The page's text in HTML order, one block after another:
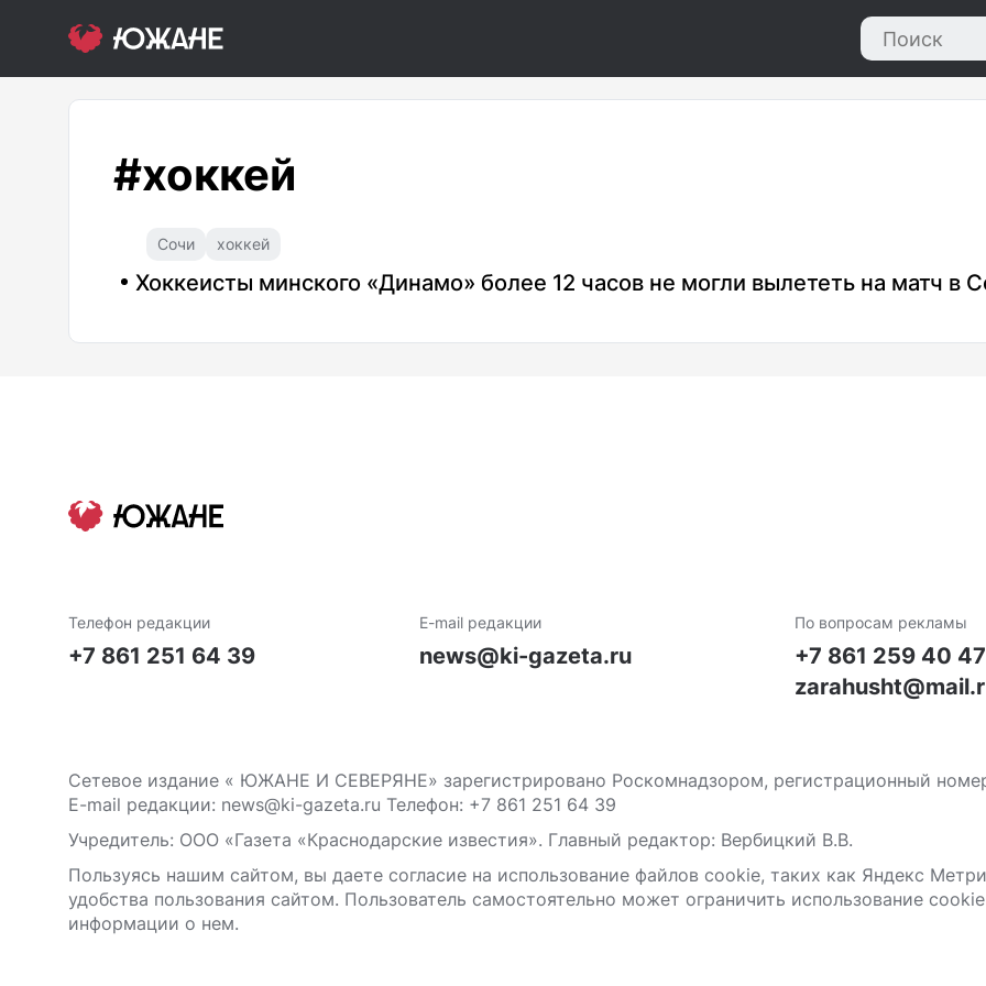
#хоккей
Сочи хоккей
Хоккеисты минского «Динамо» более 12 часов не могли вылететь на матч в
Телефон редакции
+7 861 251 64 39
E-mail редакции
news@ki-gazeta.ru
По вопросам рекламы
+7 861 259 40 47
Сетевое издание « ЮЖАНЕ И СЕВЕРЯНЕ» зарегистрировано Роскомнадзором, регистрационный
E-mail редакции: news@ki-gazeta.ru Телефон: +7 861 251 64 39
Учредитель: ООО «Газета «Краснодарские известия». Главный редактор: Вербицкий В.В.
Пользуясь нашим сайтом, вы даете согласие на использование файлов сооkіе, таких как Яндекс
удобства пользования сайтом. Пользователь самостоятельно может ограничить использование
информации о нем.